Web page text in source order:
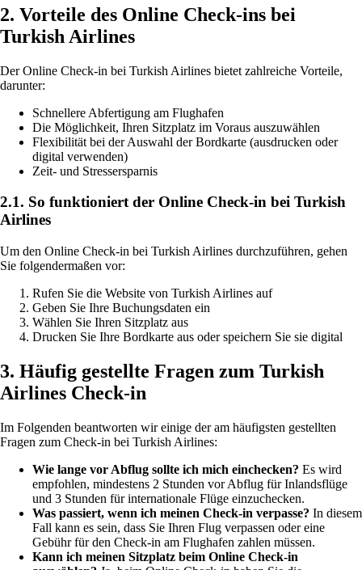
2. Vorteile des Online Check-ins bei
Turkish Airlines
Der Online Check-in bei Turkish Airlines bietet zahlreiche Vorteile,
darunter:
Schnellere Abfertigung am Flughafen
Die Möglichkeit, Ihren Sitzplatz im Voraus auszuwählen
Flexibilität bei der Auswahl der Bordkarte (ausdrucken oder
digital verwenden)
Zeit- und Stressersparnis
2.1. So funktioniert der Online Check-in bei Turkish
Airlines
Um den Online Check-in bei Turkish Airlines durchzuführen, gehen
Sie folgendermaßen vor:
Rufen Sie die Website von Turkish Airlines auf
Geben Sie Ihre Buchungsdaten ein
Wählen Sie Ihren Sitzplatz aus
Drucken Sie Ihre Bordkarte aus oder speichern Sie sie digital
3. Häufig gestellte Fragen zum Turkish
Airlines Check-in
Im Folgenden beantworten wir einige der am häufigsten gestellten
Fragen zum Check-in bei Turkish Airlines:
Wie lange vor Abflug sollte ich mich einchecken? Es wird
empfohlen, mindestens 2 Stunden vor Abflug für Inlandsflüge
und 3 Stunden für internationale Flüge einzuchecken.
Was passiert, wenn ich meinen Check-in verpasse? In diesem
Fall kann es sein, dass Sie Ihren Flug verpassen oder eine
Gebühr für den Check-in am Flughafen zahlen müssen.
Kann ich meinen Sitzplatz beim Online Check-in